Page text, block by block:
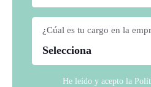
¿Cúal es tu cargo en la
He leído y acepto la